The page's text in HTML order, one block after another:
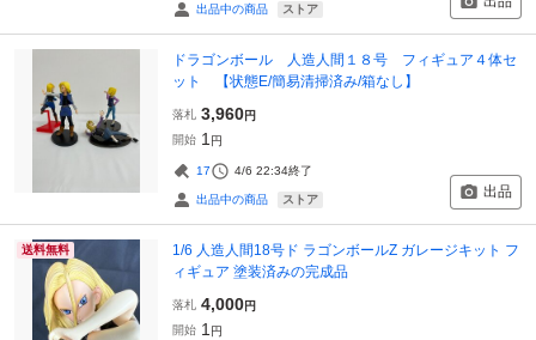
出品中の商品 ストア
ドラゴンボール 人造人間１８号 フィギュア４体セ
ット 【状態E/簡易清掃済み/箱なし】
落札 3,960円
開始 1 円
17 4/6 22:34終了
出品中の商品 ストア 出品
送料無料
1/6 人造人間18号ド ラゴンボールZ ガレージキット フ
ィギュア 塗装済みの完成品
落札 4,000円
開始 1 円